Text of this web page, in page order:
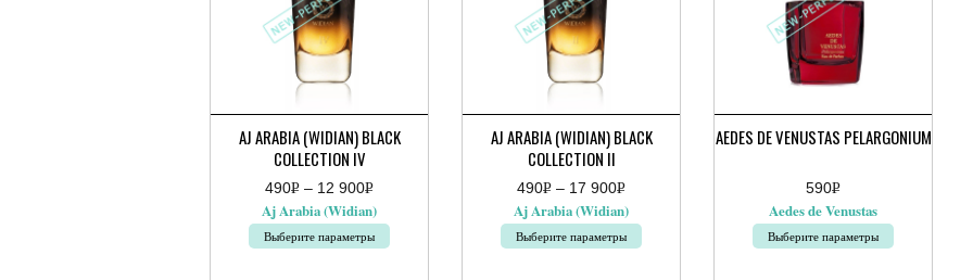
AJ ARABIA (WIDIAN) BLACK
COLLECTION IV
490Р
УБ.
– 12 900Р
УБ.
490руб.
Aj Arabia (Widian)
Выберите параметры
AJ ARABIA (WIDIAN) BLACK
COLLECTION II
490Р
УБ.
– 17 900Р
УБ.
490руб.
Aj Arabia (Widian)
Выберите параметры
AEDES DE VENUSTAS PELARGONIUM
590Р
УБ.
Aedes de Venustas
Выберите параметры